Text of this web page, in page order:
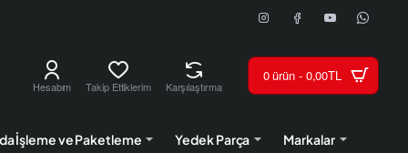
Hesabım Takip Ettiklerim Karşılaştırma
0 ürün - 0,00TL
İşleme ve Paketleme Yedek Parça Markalar